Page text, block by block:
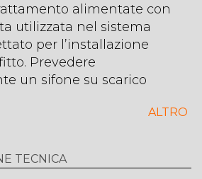
alimentate con
utilizzata nel sistema
per l’installazione
Prevedere
un sifone su scarico
condensa in acciaio inox
ALTRO
TECNICA